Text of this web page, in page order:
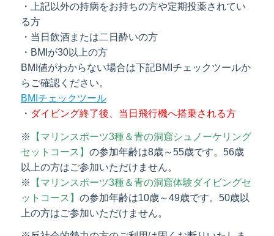
・上記以外の持病をお持ちの方や定期投薬されてい
る方
・当日飲酒または二日酔いの方
・BMIが30以上の方
BMI値がわからない場合は下記BMIチェックツールか
らご確認ください。
BMIチェックツール
・ ダイビング終了後、当日飛行機へ搭乗される方
※
【マリンスポーツ3種＆青の洞窟シュノーケリング
セットコース】 の参加年齢は8歳～55歳です。56歳
以上の方はご参加いただけません。
※
【マリンスポーツ3種＆青の洞窟体験ダイビングセ
ットコース】 の参加年齢は10歳～49歳です。50歳以
上の方はご参加いただけません。